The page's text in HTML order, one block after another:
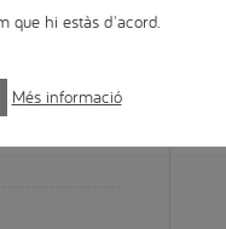
que hi estàs d'acord.
Més informació